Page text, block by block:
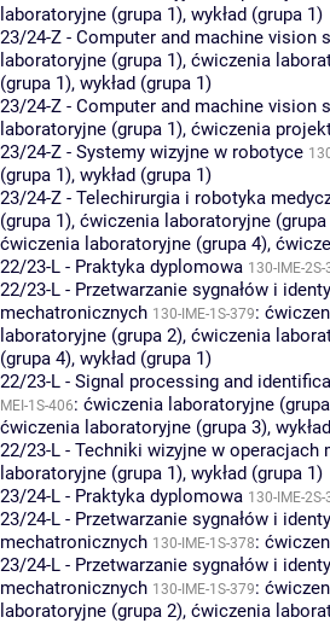
laboratoryjne (grupa 1), wykład (grupa 1)
23/24-Z - Computer and machine vision
laboratoryjne (grupa 1), ćwiczenia
(grupa 1), wykład (grupa 1)
23/24-Z - Computer and machine vision
laboratoryjne (grupa 1), ćwiczenia
23/24-Z - Systemy wizyjne w robotyce
(grupa 1), wykład (grupa 1)
23/24-Z - Telechirurgia i robotyka
(grupa 1), ćwiczenia laboratoryjne (grupa
ćwiczenia laboratoryjne (grupa 4),
22/23-L - Praktyka dyplomowa 130-IME-2S-
22/23-L - Przetwarzanie sygnałów i
mechatronicznych 130-IME-1S-379:
laboratoryjne (grupa 2), ćwiczenia
(grupa 4), wykład (grupa 1)
22/23-L - Signal processing and
MEI-1S-406: ćwiczenia laboratoryjne
ćwiczenia laboratoryjne (grupa 3),
22/23-L - Techniki wizyjne w operacjach
laboratoryjne (grupa 1), wykład (grupa 1)
23/24-L - Praktyka dyplomowa 130-IME-2S-
23/24-L - Przetwarzanie sygnałów i
mechatronicznych 130-IME-1S-378:
23/24-L - Przetwarzanie sygnałów i
mechatronicznych 130-IME-1S-379:
laboratoryjne (grupa 2), ćwiczenia